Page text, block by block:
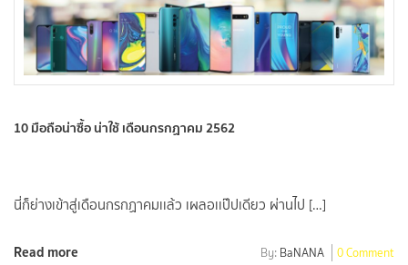
10 มือถือน่าซื้อ น่าใช้ เดือนกรกฏาคม 2562
นี่ก็ย่างเข้าสู่เดือนกรกฏาคมเเล้ว เผลอเเป๊ปเดียว ผ่านไป […]
Read more By: BaNANA 0 Comment